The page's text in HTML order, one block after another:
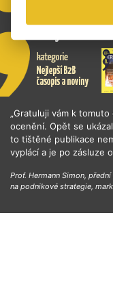
„Gratuluji vám k
ocenění. Opět se
to tištěné publikace
vyplácí a je po zásluze
Prof. Hermann Simon,
na podnikové strategie,